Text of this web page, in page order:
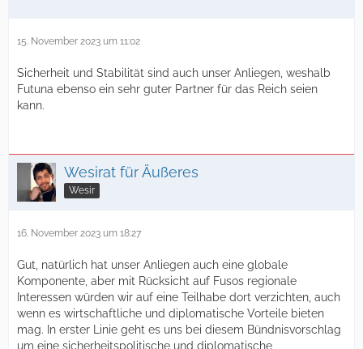
15. November 2023 um 11:02
Sicherheit und Stabilität sind auch unser Anliegen, weshalb
Futuna ebenso ein sehr guter Partner für das Reich seien
kann.
Wesirat für Äußeres
Wesir
16. November 2023 um 18:27
Gut, natürlich hat unser Anliegen auch eine globale
Komponente, aber mit Rücksicht auf Fusos regionale
Interessen würden wir auf eine Teilhabe dort verzichten, auch
wenn es wirtschaftliche und diplomatische Vorteile bieten
mag. In erster Linie geht es uns bei diesem Bündnisvorschlag
um eine sicherheitspolitische und diplomatische